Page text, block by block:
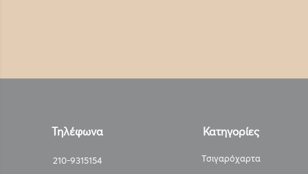
Τηλέφωνα
210-9315154
Κατηγορίες
Τσιγαρόχαρτα